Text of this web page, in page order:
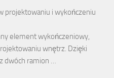
projektowaniu i wykończeniu
element wykończeniowy,
wnętrz. Dzięki
dwóch ramion …